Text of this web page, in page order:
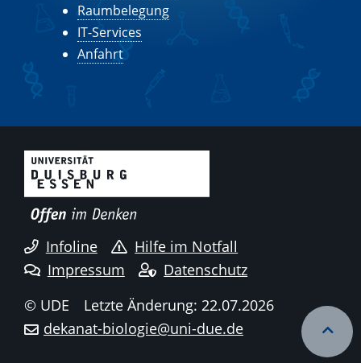
Raumbelegung
IT-Services
Anfahrt
Infoline
Hilfe im Notfall
Impressum
Datenschutz
© UDE
Letzte Änderung: 22.07.2026
dekanat-biologie@uni-due.de